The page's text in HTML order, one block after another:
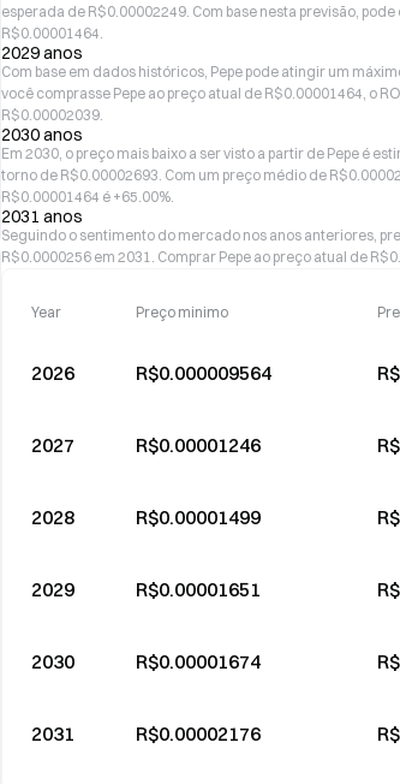
esperada de R$0.00002249. Com base nesta previsão,
R$0.00001464.
2029 anos
Com base em dados históricos, Pepe pode atingir um
você comprasse Pepe ao preço atual de R$0.00001464, o
R$0.00002039.
2030 anos
Em 2030, o preço mais baixo a ser visto a partir de Pepe é
torno de R$0.00002693. Com um preço médio de
R$0.00001464 é +65.00%.
2031 anos
Seguindo o sentimento do mercado nos anos anteriores,
R$0.0000256 em 2031. Comprar Pepe ao preço atual de
Year Preço minimo
2026 R$0.000009564
2027 R$0.00001246
2028 R$0.00001499
2029 R$0.00001651
2030 R$0.00001674
2031 R$0.00002176